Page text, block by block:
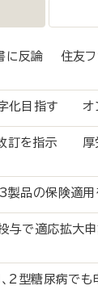
に反論 住友フ
化目指す オン
改訂を指示 厚
3製品の保険適
与で適応拡大
2型糖尿病で